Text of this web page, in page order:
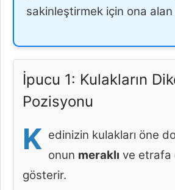
sakinleştirmek için ona alan
İpucu 1: Kulakların
Pozisyonu
K edinizin kulakları öne
onun meraklı ve etrafa
gösterir.